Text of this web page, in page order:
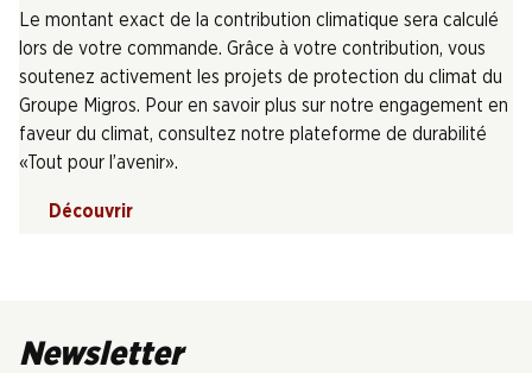
Le montant exact de la contribution climatique sera calculé
lors de votre commande. Grâce à votre contribution, vous
soutenez activement les projets de protection du climat du
Groupe Migros. Pour en savoir plus sur notre engagement en
faveur du climat, consultez notre plateforme de durabilité
«Tout pour l’avenir».
Découvrir
Newsletter